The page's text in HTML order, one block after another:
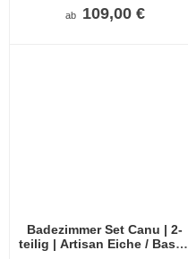
ab 109,00 €
Badezimmer Set Canu | 2-
teilig | Artisan Eiche / Basalt